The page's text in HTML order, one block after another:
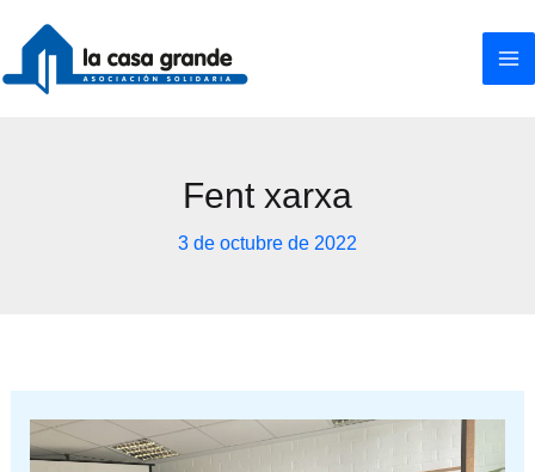
contenido
Fent xarxa
3 de octubre de 2022